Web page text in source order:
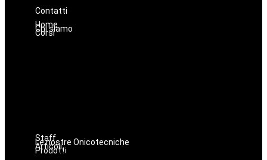
Prodotti per ricostruzione unghie
Contatti
Home
Chi siamo
Corsi
Staff
Le nostre Onicotecniche
Articoli
ProdottiOniconails